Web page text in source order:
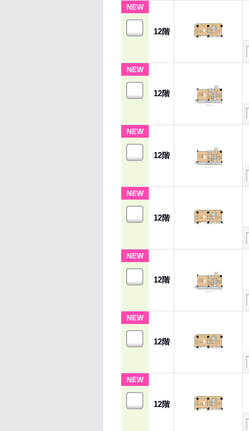
NEW
12階
NEW
12階
NEW
12階
NEW
12階
NEW
12階
NEW
12階
NEW
12階